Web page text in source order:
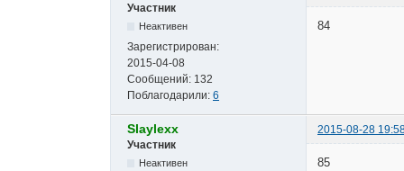
Участник
Неактивен
Зарегистрирован:
2015-04-08
Сообщений: 132
Поблагодарили: 6
84
Slaylexx
2015-08-28
Участник
Неактивен 85